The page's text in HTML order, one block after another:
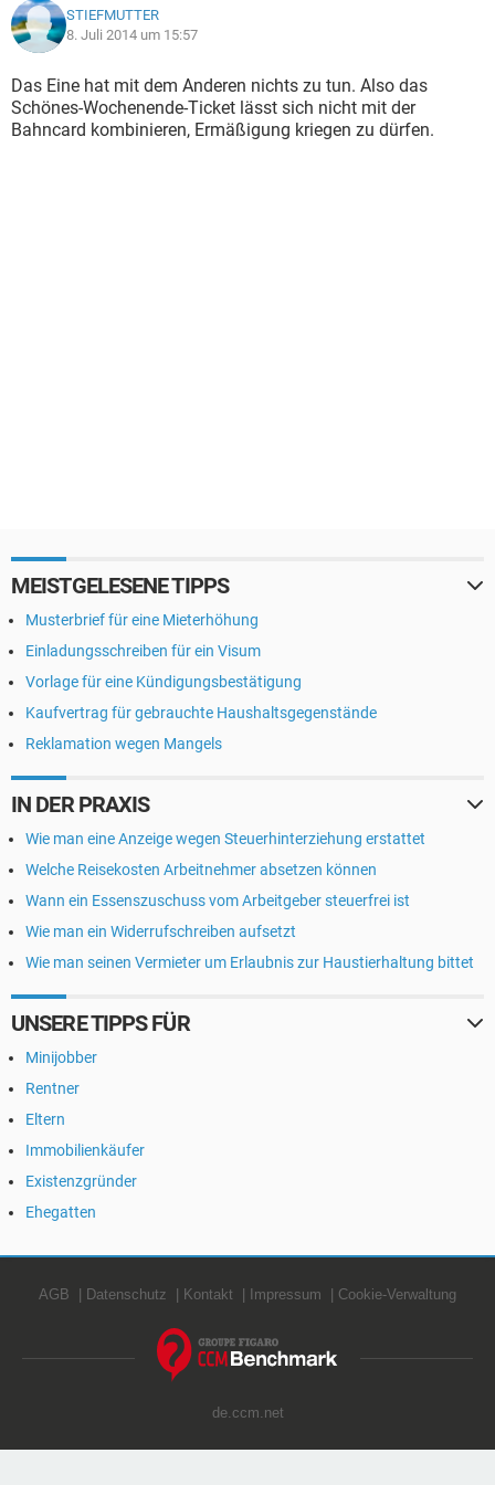
STIEFMUTTER
8. Juli 2014 um 15:57
Das Eine hat mit dem Anderen nichts zu tun. Also das
Schönes-Wochenende-Ticket lässt sich nicht mit der
Bahncard kombinieren, Ermäßigung kriegen zu dürfen.
MEISTGELESENE TIPPS
Musterbrief für eine Mieterhöhung
Einladungsschreiben für ein Visum
Vorlage für eine Kündigungsbestätigung
Kaufvertrag für gebrauchte Haushaltsgegenstände
Reklamation wegen Mangels
IN DER PRAXIS
Wie man eine Anzeige wegen Steuerhinterziehung erstattet
Welche Reisekosten Arbeitnehmer absetzen können
Wann ein Essenszuschuss vom Arbeitgeber steuerfrei ist
Wie man ein Widerrufschreiben aufsetzt
Wie man seinen Vermieter um Erlaubnis zur Haustierhaltung bittet
UNSERE TIPPS FÜR
Minijobber
Rentner
Eltern
Immobilienkäufer
Existenzgründer
Ehegatten
AGB Datenschutz Kontakt Impressum Cookie-Verwaltung
de.ccm.net